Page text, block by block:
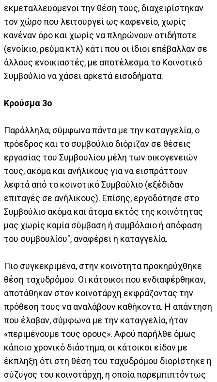
εκμεταλλευόμενοι την θέση τους, διαχειρίστηκαν
τον χώρο που λειτουργεί ως καφενείο, χωρίς
κανέναν όρο και χωρίς να πληρώνουν οτιδήποτε
(ενοίκιο, ρεύμα κτλ) κάτι που οι ίδιοι επέβαλλαν σε
άλλους ενοικιαστές, με αποτέλεσμα το Κοινοτικό
Συμβούλιο να χάσει αρκετά εισοδήματα.
Κρούσμα 3ο
Παράλληλα, σύμφωνα πάντα με την καταγγελία, ο
πρόεδρος και το συμβούλιο διόριζαν σε θέσεις
εργασίας του Συμβουλίου μέλη των οικογενειών
τους, ακόμα και ανήλικους για να εισπράττουν
λεφτά από το κοινοτικό Συμβούλιο (εξέδιδαν
επιταγές σε ανήλικους). Επίσης, εργοδότησε στο
Συμβούλιο ακόμα και άτομα εκτός της κοινότητας
μας χωρίς καμία σύμβαση ή συμβόλαιο ή απόφαση
του συμβουλίου", αναφέρει η καταγγελία.
Πιο συγκεκριμένα, στην κοινότητα προκηρύχθηκε
θέση ταχυδρόμου. Οι κάτοικοι που ενδιαφέρθηκαν,
αποτάθηκαν στον κοινοτάρχη εκφράζοντας την
πρόθεση τους να αναλάβουν καθήκοντα. Η απάντηση
που έλαβαν, σύμφωνα με την καταγγελία, ήταν
«περιμένουμε τους όρους». Αφού παρήλθε όμως
κάποιο χρονικό διάστημα, οι κάτοικοι είδαν με
έκπληξη ότι στη θέση του ταχυδρόμου διορίστηκε η
σύζυγος του κοινοτάρχη, η οποία παρεμπιπτόντως